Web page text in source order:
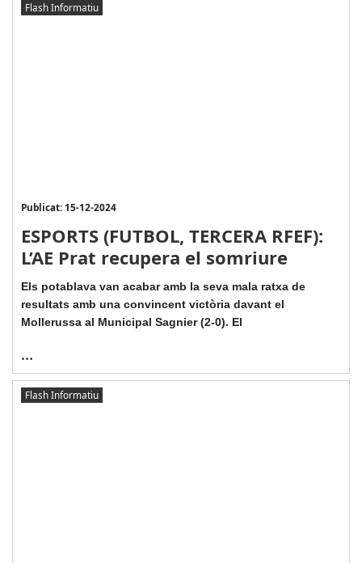
Flash Informatiu
Publicat: 15-12-2024
ESPORTS (FUTBOL, TERCERA RFEF):
L’AE Prat recupera el somriure
Els potablava van acabar amb la seva mala ratxa de
resultats amb una convincent victòria davant el
Mollerussa al Municipal Sagnier (2-0). El
...
Flash Informatiu